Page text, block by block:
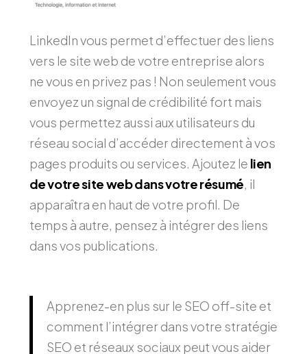
LinkedIn vous permet d’effectuer des liens
vers le site web de votre entreprise alors
ne vous en privez pas ! Non seulement vous
envoyez un signal de crédibilité fort mais
vous permettez aussi aux utilisateurs du
réseau social d’accéder directement à vos
pages produits ou services. Ajoutez le lien
de votre site web dans votre résumé, il
apparaîtra en haut de votre profil. De
temps à autre, pensez à intégrer des liens
dans vos publications.
Apprenez-en plus sur le SEO off-site et
comment l’intégrer dans votre stratégie
SEO et réseaux sociaux peut vous aider